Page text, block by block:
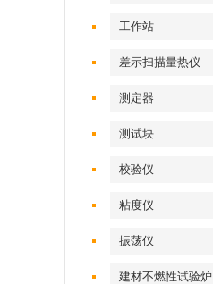
工作站
差示扫描量热仪
测定器
测试块
校验仪
粘度仪
振荡仪
建材不燃性试验炉